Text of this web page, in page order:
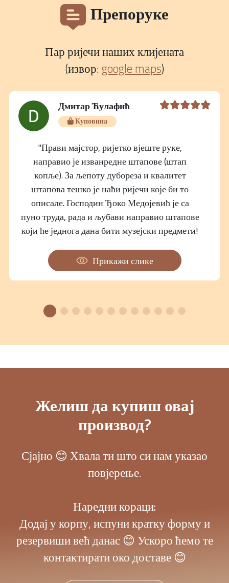
Препоруке
Пар ријечи наших клијената
(извор: google maps)
Дмитар Ћулафић
Куповина
"Прави мајстор, ријетко вјеште руке,
направио је изванредне штапове (штап
копље). За љепоту дубореза и квалитет
штапова тешко је наћи ријечи које би то
описале. Господин Ђоко Медојевић је са
пуно труда, рада и љубави направио штапове
који ће једнога дана бити музејски предмети!
Прикажи слике
Желиш да купиш овај
производ?
Сјајно 😊 Хвала ти што си нам указао
повјерење.
Наредни кораци:
Додај у корпу, испуни кратку форму и
резервиши већ данас 😊 Ускоро ћемо те
контактирати око доставе 😊